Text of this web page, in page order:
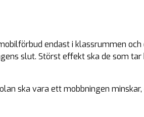
endast i klassrummen
slut. Störst effekt ska de som
ska vara ett mobbningen